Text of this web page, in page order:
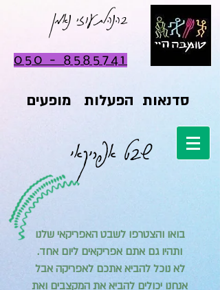
050 - 8585741
בהנהלת עוזי נאמן
שבט אפריקאי
בואו והצטרפו לשבט האפריקאי שלנו
ותהיו גם אתם אפריקאים ליום אחד.
לא נוכל להביא אתכם לאפריקה אבל
אנחנו יכולים להביא את המקצבים ואת